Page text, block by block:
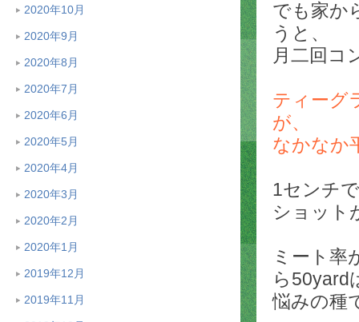
2020年10月
2020年9月
2020年8月
2020年7月
2020年6月
2020年5月
2020年4月
2020年3月
2020年2月
2020年1月
2019年12月
2019年11月
でも家か
うと、
月二回コ
ティーグ
が、
なかなか
1センチ
ショット
ミート率
ら50yard
悩みの種